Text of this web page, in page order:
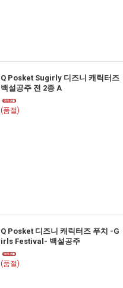
Q Posket Sugirly 디즈니 캐릭터즈
백설공주 전 2종 A
(품절)
Q Posket 디즈니 캐릭터즈 푸치 -G
irls Festival- 백설공주
(품절)